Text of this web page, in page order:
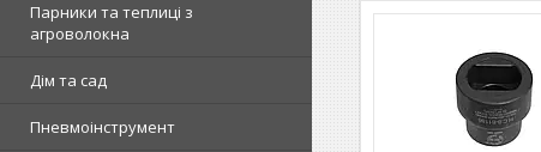
Парники та теплиці з
агроволокна
Дім та сад
Пневмоінструмент